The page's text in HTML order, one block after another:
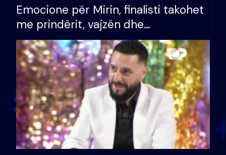
Emocione për Mirin, finalisti takohet
me prindërit, vajzën dhe
bashkëshorten: S’kemi ndonjë letër
divorci apo jo?